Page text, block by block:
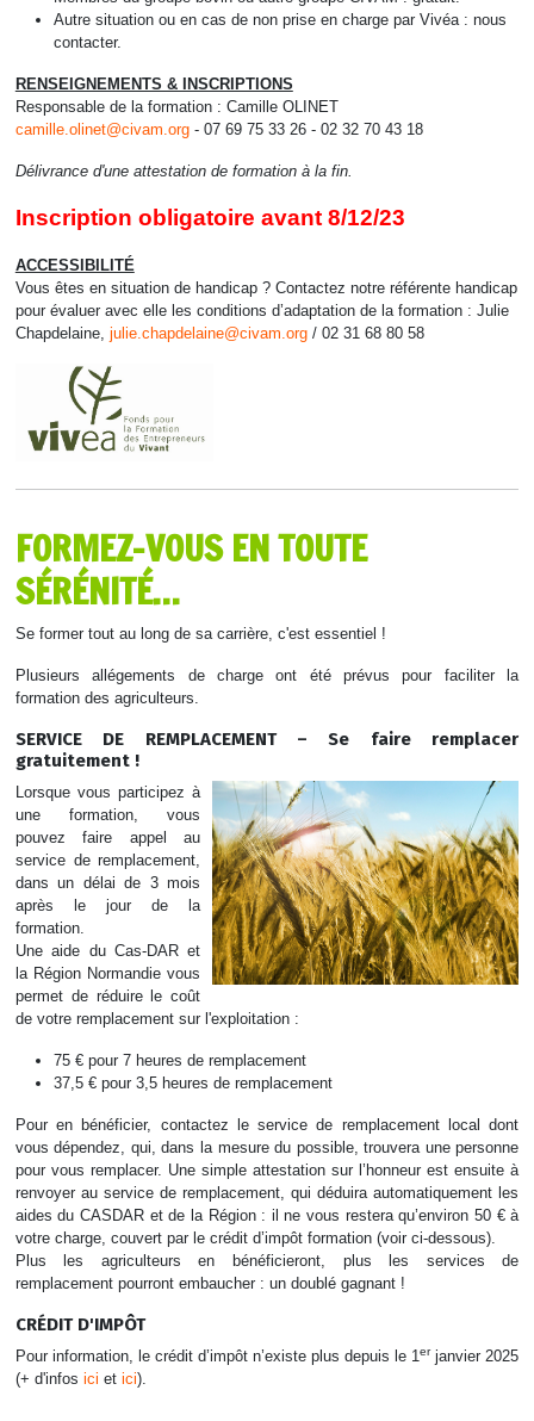
Autre situation ou en cas de non prise en charge par Vivéa : nous
contacter.
RENSEIGNEMENTS & INSCRIPTIONS‍
Responsable de la formation : Camille OLINET
camille.olinet@civam.org- 07 69 75 33 26 - 02 32 70 43 18
Délivrance d'une attestation de formation à la fin.
Inscription obligatoire avant 8/12/23
ACCESSIBILITÉ
Vous êtes en situation de handicap ? Contactez notre référente handicap
pour évaluer avec elle les conditions d’adaptation de la formation : Julie
Chapdelaine, julie.chapdelaine@civam.org/ 02 31 68 80 58
FORMEZ-VOUS EN TOUTE
SÉRÉNITÉ…
Se former tout au long de sa carrière, c'est essentiel !
Plusieurs allégements de charge ont été prévus pour faciliter la
formation des agriculteurs.
SERVICE DE REMPLACEMENT – Se faire remplacer
gratuitement !
Lorsque vous participez à
une formation, vous
pouvez faire appel au
service de remplacement,
dans un délai de 3 mois
après le jour de la
formation.
Une aide du Cas-DAR et
la Région Normandie vous
permet de réduire le coût
de votre remplacement sur l'exploitation :
75 € pour 7 heures de remplacement
37,5 € pour 3,5 heures de remplacement
Pour en bénéficier, contactez le service de remplacement local dont
vous dépendez, qui, dans la mesure du possible, trouvera une personne
pour vous remplacer. Une simple attestation sur l’honneur est ensuite à
renvoyer au service de remplacement, qui déduira automatiquement les
aides du CASDAR et de la Région : il ne vous restera qu’environ 50 € à
votre charge, couvert par le crédit d’impôt formation (voir ci-dessous).
Plus les agriculteurs en bénéficieront, plus les services de
remplacement pourront embaucher : un doublé gagnant !
CRÉDIT D'IMPÔT
Pour information, le crédit d’impôt n’existe plus depuis le 1erjanvier 2025
(+ d'infos ici et ici).